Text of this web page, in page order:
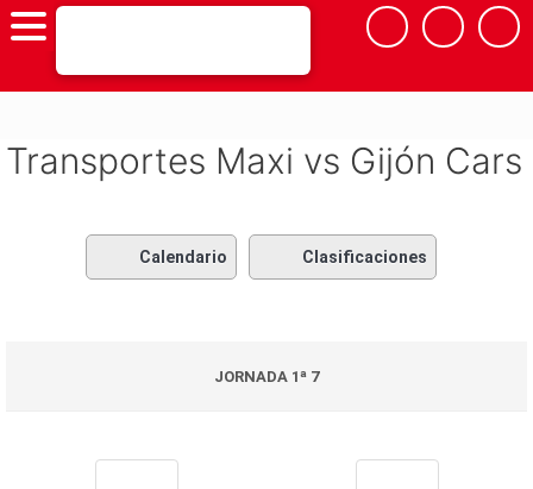
Saltar
al
contenido
Transportes Maxi vs Gijón Cars
Calendario Clasificaciones
JORNADA 1ª 7